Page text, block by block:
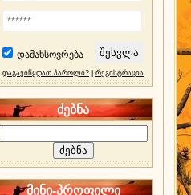
დამახსოვრება
დაგავიწყდათ პაროლი? რეგისტრაცია
ძებნა
მინი-პროფილი